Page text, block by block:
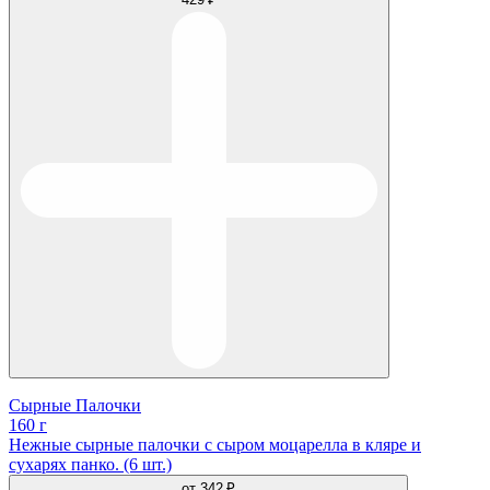
Сырные Палочки
160 г
Нежные сырные палочки с сыром моцарелла в кляре и
сухарях панко. (6 шт.)